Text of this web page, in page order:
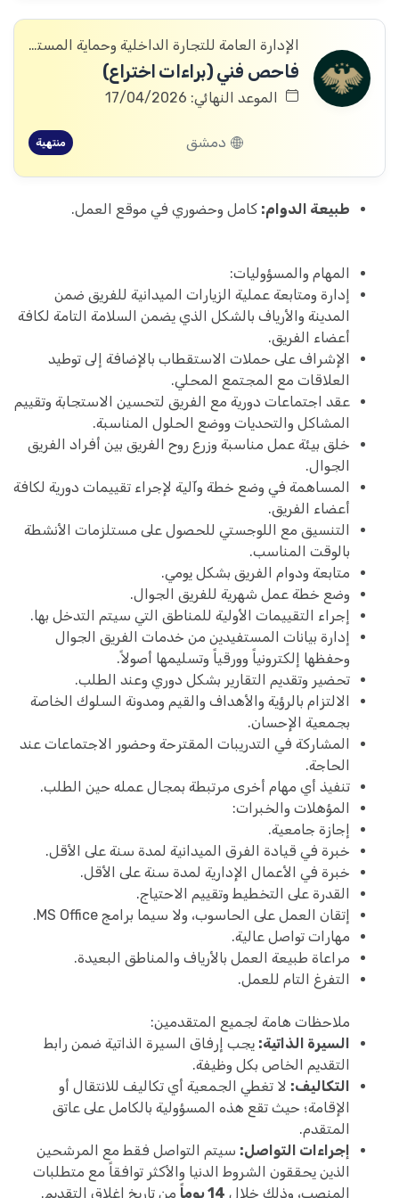
الإدارة العامة للتجارة الداخلية وحماية المستهلك
فاحص فني (براءات اختراع)
الموعد النهائي: 17/04/2026
دمشق منتهية
طبيعة الدوام: كامل وحضوري في موقع العمل.
المهام والمسؤوليات:
إدارة ومتابعة عملية الزيارات الميدانية للفريق ضمن
المدينة والأرياف بالشكل الذي يضمن السلامة التامة لكافة
أعضاء الفريق.
الإشراف على حملات الاستقطاب بالإضافة إلى توطيد
العلاقات مع المجتمع المحلي.
عقد اجتماعات دورية مع الفريق لتحسين الاستجابة وتقييم
المشاكل والتحديات ووضع الحلول المناسبة.
خلق بيئة عمل مناسبة وزرع روح الفريق بين أفراد الفريق
الجوال.
المساهمة في وضع خطة وآلية لإجراء تقييمات دورية لكافة
أعضاء الفريق.
التنسيق مع اللوجستي للحصول على مستلزمات الأنشطة
بالوقت المناسب.
متابعة ودوام الفريق بشكل يومي.
وضع خطة عمل شهرية للفريق الجوال.
إجراء التقييمات الأولية للمناطق التي سيتم التدخل بها.
إدارة بيانات المستفيدين من خدمات الفريق الجوال
وحفظها إلكترونياً وورقياً وتسليمها أصولاً.
تحضير وتقديم التقارير بشكل دوري وعند الطلب.
الالتزام بالرؤية والأهداف والقيم ومدونة السلوك الخاصة
بجمعية الإحسان.
المشاركة في التدريبات المقترحة وحضور الاجتماعات عند
الحاجة.
تنفيذ أي مهام أخرى مرتبطة بمجال عمله حين الطلب.
المؤهلات والخبرات:
إجازة جامعية.
خبرة في قيادة الفرق الميدانية لمدة سنة على الأقل.
خبرة في الأعمال الإدارية لمدة سنة على الأقل.
القدرة على التخطيط وتقييم الاحتياج.
إتقان العمل على الحاسوب، ولا سيما برامج MS Office.
مهارات تواصل عالية.
مراعاة طبيعة العمل بالأرياف والمناطق البعيدة.
التفرغ التام للعمل.
ملاحظات هامة لجميع المتقدمين:
السيرة الذاتية: يجب إرفاق السيرة الذاتية ضمن رابط
التقديم الخاص بكل وظيفة.
التكاليف: لا تغطي الجمعية أي تكاليف للانتقال أو
الإقامة؛ حيث تقع هذه المسؤولية بالكامل على عاتق
المتقدم.
إجراءات التواصل: سيتم التواصل فقط مع المرشحين
الذين يحققون الشروط الدنيا والأكثر توافقاً مع متطلبات
المنصب، وذلك خلال 14 يوماً من تاريخ إغلاق التقديم.